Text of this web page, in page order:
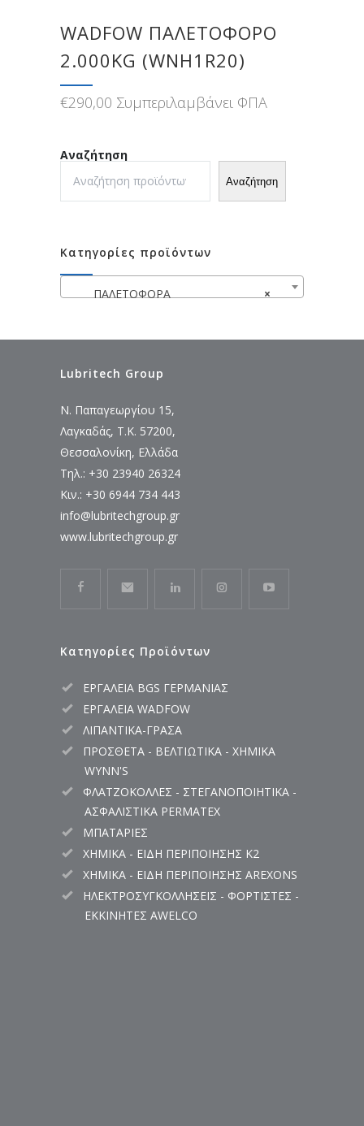
WADFOW ΠΑΛΕΤΟΦΟΡΟ
2.000KG (WNH1R20)
€290,00 Συμπεριλαμβάνει ΦΠΑ
Αναζήτηση
Αναζήτηση
Κατηγορίες προϊόντων
×
ΠΑΛΕΤΟΦΟΡΑ
Lubritech Group
Ν. Παπαγεωργίου 15,
Λαγκαδάς, Τ.Κ. 57200,
Θεσσαλονίκη, Ελλάδα
Τηλ.: +30 23940 26324
Κιν.: +30 6944 734 443
info@lubritechgroup.gr
www.lubritechgroup.gr
Κατηγορίες Προϊόντων
ΕΡΓΑΛΕΙΑ BGS ΓΕΡΜΑΝΙΑΣ
ΕΡΓΑΛΕΙΑ WADFOW
ΛΙΠΑΝΤΙΚΑ-ΓΡΑΣΑ
ΠΡΟΣΘΕΤΑ - ΒΕΛΤΙΩΤΙΚΑ - ΧΗΜΙΚΑ
WYNN'S
ΦΛΑΤΖΟΚΟΛΛΕΣ - ΣΤΕΓΑΝΟΠΟΙΗΤΙΚΑ -
ΑΣΦΑΛΙΣΤΙΚΑ PERMATEX
ΜΠΑΤΑΡΙΕΣ
ΧΗΜΙΚΑ - ΕΙΔΗ ΠΕΡΙΠΟΙΗΣΗΣ K2
ΧΗΜΙΚΑ - ΕΙΔΗ ΠΕΡΙΠΟΙΗΣΗΣ AREXONS
ΗΛΕΚΤΡΟΣΥΓΚΟΛΛΗΣΕΙΣ - ΦΟΡΤΙΣΤΕΣ -
ΕΚΚΙΝΗΤΕΣ AWELCO